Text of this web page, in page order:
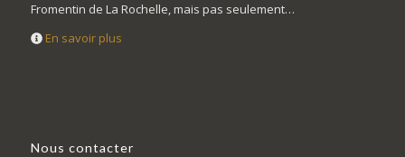
Fromentin de La Rochelle, mais pas seulement…
En savoir plus
Nous contacter